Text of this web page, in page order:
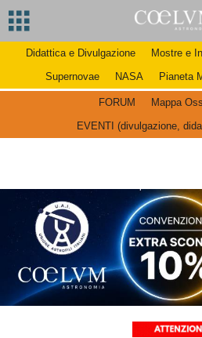
Didattica e Divulgazione Mostre e
Supernovae
NASA Pianeta
FORUM
Mappa
EVENTI (divulgazione,